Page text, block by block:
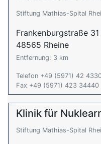
Stiftung Mathias-Spital
Frankenburgstraße 31
48565 Rheine
Entfernung: 3 km
Telefon +49 (5971) 42
Fax +49 (5971) 423 34440
Klinik für
Stiftung Mathias-Spital